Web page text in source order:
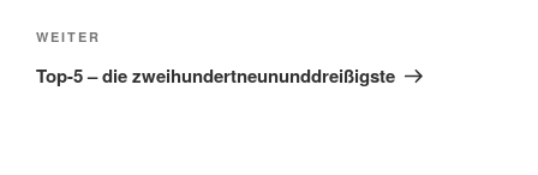
Nächster
Beitrag
WEITER
Top-5 – die zweihundertneununddreißigste